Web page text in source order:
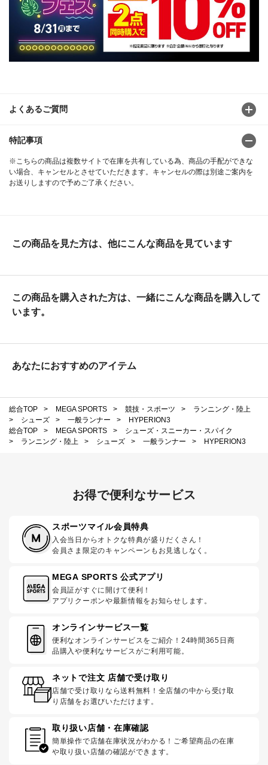
よくあるご質問
特記事項
※こちらの商品は複数サイトで在庫を共有している為、商品の手配ができな
い場合、キャンセルとさせていただきます。キャンセルの際は別途ご案内を
お送りしますので予めご了承ください。
この商品を見た方は、他にこんな商品を見ています
この商品を購入された方は、一緒にこんな商品を購入して
います。
あなたにおすすめのアイテム
総合TOP > MEGA SPORTS > 競技・スポーツ >
ランニング・陸上
>
シューズ > 一般ランナー >
HYPERION3
総合TOP
> MEGA SPORTS >
シューズ・スニーカー・スパイク
>
ランニング・陸上 > シューズ > 一般ランナー > HYPERION3
お得で便利なサービス
スポーツマイル会員特典
入会当日からオトクな特典が盛りだくさん！
会員さま限定のキャンペーンもお見逃しなく。
MEGA SPORTS 公式アプリ
会員証がすぐに開けて便利！
アプリクーポンや最新情報をお知らせします。
オンラインサービス一覧
便利なオンラインサービスをご紹介！24時間365日商
品購入や便利なサービスがご利用可能。
ネットで注文 店舗で受け取り
店舗で受け取りなら送料無料！全店舗の中から受け取
り店舗をお選びいただけます。
取り扱い店舗・在庫確認
簡単操作で店舗在庫状況がわかる！ご希望商品の在庫
や取り扱い店舗の確認ができます。